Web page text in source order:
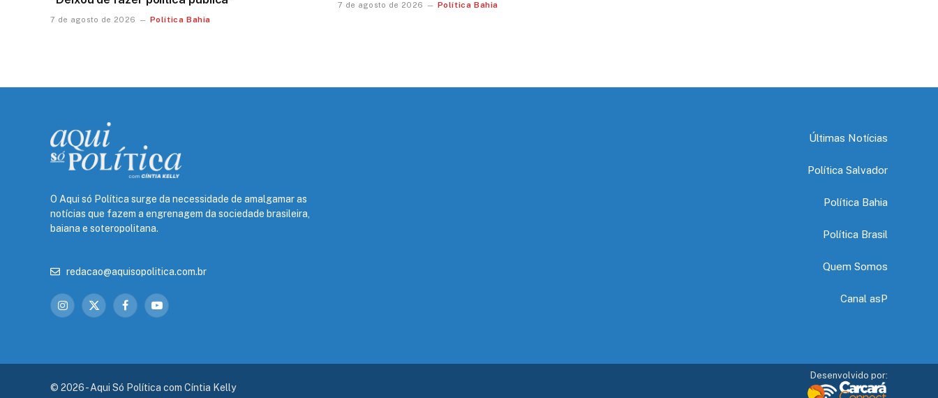
7 de agosto de 2026 Política Bahia
7 de agosto de 2026 Política Bahia
O Aqui só Política surge da necessidade de amalgamar as
notícias que fazem a engrenagem da sociedade brasileira,
baiana e soteropolitana.
redacao@aquisopolitica.com.br
Instagram
X
FacebookYouTube
Últimas Notícias
Política Salvador
Política Bahia
Política Brasil
Quem Somos
Canal asP
© 2026 - Aqui Só Política com Cíntia Kelly
Desenvolvido por: